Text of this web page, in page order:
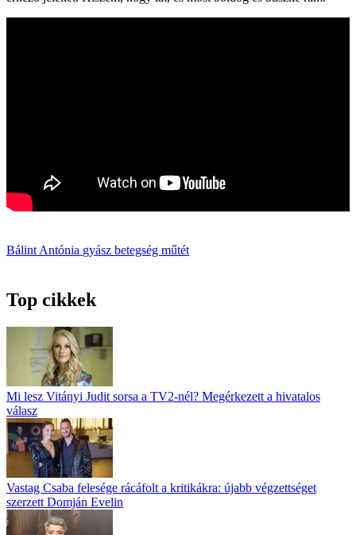
Bálint Antónia gyász betegség műtét
Top cikkek
Mi lesz Vitányi Judit sorsa a TV2-nél? Megérkezett a hivatalos
válasz
Vastag Csaba felesége rácáfolt a kritikákra: újabb végzettséget
szerzett Domján Evelin